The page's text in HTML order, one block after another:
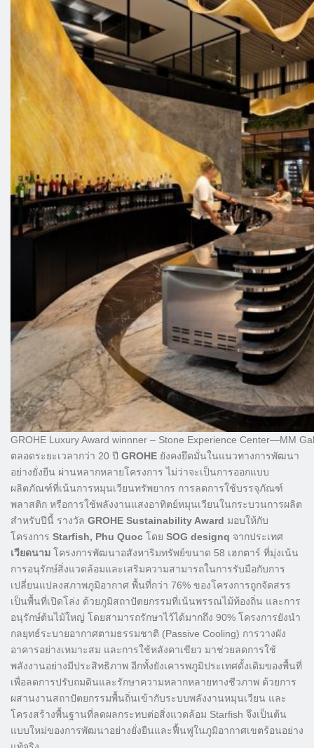
GROHE Luxury Award winnner – Stone Experience Center—MM
ตลอดระยะเวลากว่า 20 ปี GROHE ยังคงยึดมั่นในแนวทางการพัฒนา
อย่างยั่งยืน ผ่านหลากหลายโครงการ ไม่ว่าจะเป็นการออกแบบ
ผลิตภัณฑ์ที่เน้นการหมุนเวียนทรัพยากร การลดการใช้บรรจุภัณฑ์
พลาสติก หรือการใช้พลังงานแสงอาทิตย์หมุนเวียนในกระบวนการผลิต
สำหรับปีนี้ รางวัล GROHE Sustainability Award มอบให้กับ
โครงการ Starfish, Phu Quoc โดย SOG designq จากประเทศ
เวียดนาม โครงการพัฒนาอสังหาริมทรัพย์ขนาด 58 เฮกตาร์ ที่มุ่งเน้น
การอนุรักษ์สิ่งแวดล้อมและเสริมความสามารถในการรับมือกับการ
เปลี่ยนแปลงสภาพภูมิอากาศ พื้นที่กว่า 76% ของโครงการถูกจัดสรร
เป็นพื้นที่เปิดโล่ง ด้วยภูมิสถาปัตยกรรมที่เน้นพรรณไม้ท้องถิ่น และการ
อนุรักษ์ต้นไม้ใหญ่ โดยสามารถรักษาไว้ได้มากถึง 90% โครงการยังนำ
กลยุทธ์ระบายอากาศตามธรรมชาติ (Passive Cooling) การวางผัง
อาคารอย่างเหมาะสม และการใช้หลังคาเขียว มาช่วยลดการใช้
พลังงานอย่างมีประสิทธิภาพ อีกทั้งยังเคารพภูมิประเทศดั้งเดิมของพื้นที่
เพื่อลดการปรับถมดินและรักษาความหลากหลายทางชีวภาพ ด้วยการ
ผสานงานสถาปัตยกรรมพื้นถิ่นเข้ากับระบบพลังงานหมุนเวียน และ
โครงสร้างพื้นฐานที่ลดผลกระทบต่อสิ่งแวดล้อม Starfish จึงเป็นต้น
แบบใหม่ของการพัฒนาอย่างยั่งยืนและฟื้นฟูในภูมิอากาศเขตร้อนอย่าง